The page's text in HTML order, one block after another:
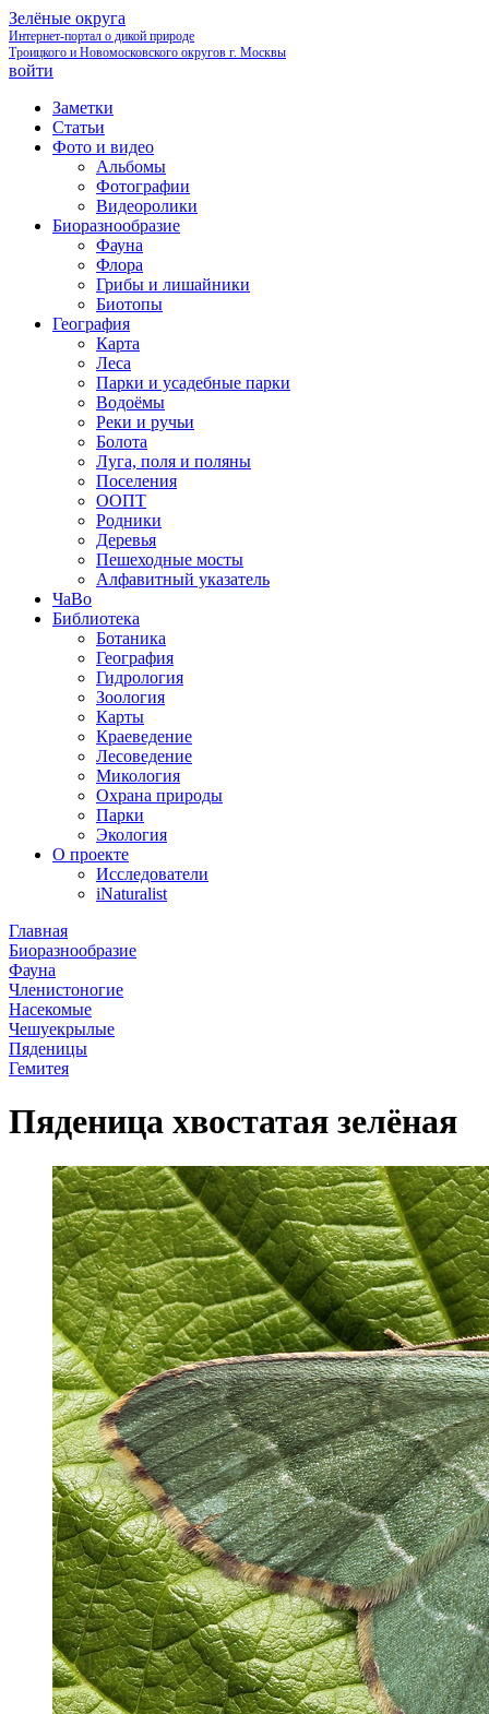
Зелёные округа
Интернет-портал о дикой природе
Троицкого и Новомосковского округов г. Москвы
войти
Заметки
Статьи
Фото и видео
Альбомы
Фотографии
Видеоролики
Биоразнообразие
Фауна
Флора
Грибы и лишайники
Биотопы
География
Карта
Леса
Парки и усадебные парки
Водоёмы
Реки и ручьи
Болота
Луга, поля и поляны
Поселения
ООПТ
Родники
Деревья
Пешеходные мосты
Алфавитный указатель
ЧаВо
Библиотека
Ботаника
География
Гидрология
Зоология
Карты
Краеведение
Лесоведение
Микология
Охрана природы
Парки
Экология
О проекте
Исследователи
iNaturalist
Главная
Биоразнообразие
Фауна
Членистоногие
Насекомые
Чешуекрылые
Пяденицы
Гемитея
Пяденица хвостатая зелёная